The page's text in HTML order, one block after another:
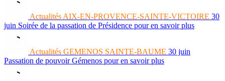
Actualités AIX-EN-PROVENCE-SAINTE-VICTOIRE 30
juin Soirée de la passation de Présidence pour en savoir plus
Actualités GEMENOS SAINTE-BAUME 30 juin
Passation de pouvoir Gémenos pour en savoir plus